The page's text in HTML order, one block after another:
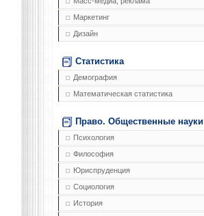
Маркетинг
Дизайн
Статистика
Демография
Математическая статистика
Право. Общественные науки
Психология
Философия
Юриспруденция
Социология
История